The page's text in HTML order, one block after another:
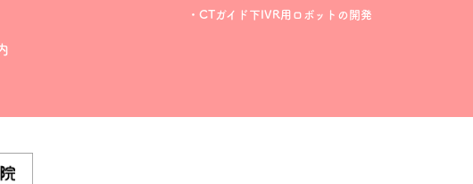
・CTガイド下IVR用ロボットの開発